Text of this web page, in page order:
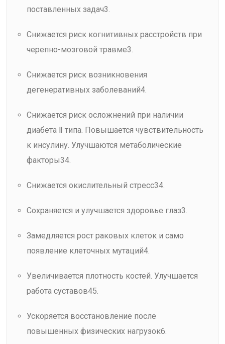
поставленных задач3.
Снижается риск когнитивных расстройств при
черепно-мозговой травме3.
Снижается риск возникновения
дегенеративных заболеваний4.
Снижается риск осложнений при наличии
диабета Ⅱ типа. Повышается чувствительность
к инсулину. Улучшаются метаболические
факторы34.
Снижается окислительный стресс34.
Сохраняется и улучшается здоровье глаз3.
Замедляется рост раковых клеток и само
появление клеточных мутаций4.
Увеличивается плотность костей. Улучшается
работа суставов45.
Ускоряется восстановление после
повышенных физических нагрузок6.